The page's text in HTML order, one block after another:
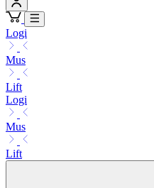
Logi
Mus
Lift
Logi
Mus
Lift